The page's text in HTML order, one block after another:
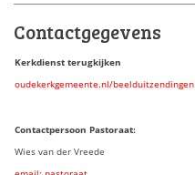
Contactgegevens
Kerkdienst terugkijken
oudekerkgemeente.nl/beelduitzendingen
Contactpersoon Pastoraat:
Wies van der Vreede